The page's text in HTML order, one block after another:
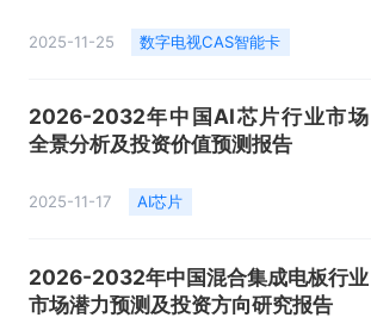
2025-11-25 数字电视CAS智能卡
2026-2032年中国AI芯片行业市场
全景分析及投资价值预测报告
2025-11-17 AI芯片
2026-2032年中国混合集成电板行业
市场潜力预测及投资方向研究报告